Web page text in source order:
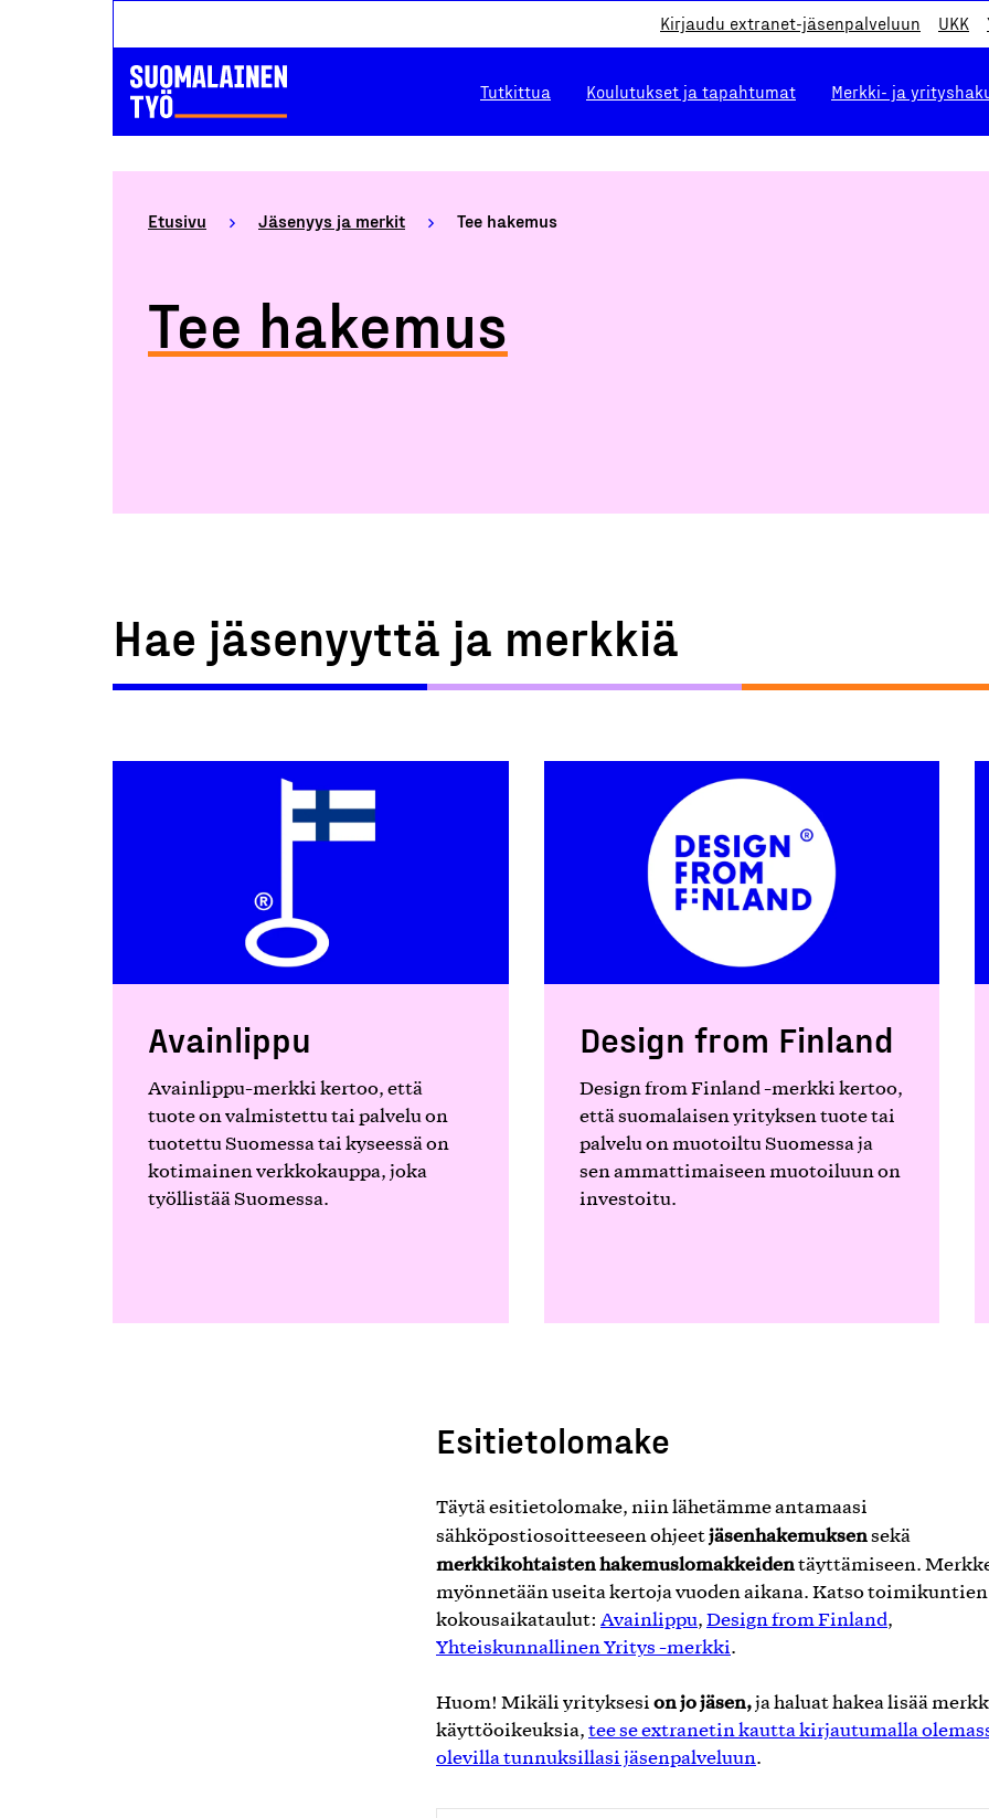
Kirjaudu extranet-jäsenpalveluun UKK
Tutkittua Koulutukset ja tapahtumat Merkki- ja
Etusivu Jäsenyys ja merkit Tee hakemus
Tee hakemus
Hae jäsenyyttä ja merkkiä
Avainlippu
Avainlippu-merkki kertoo, että
tuote on valmistettu tai palvelu on
tuotettu Suomessa tai kyseessä on
kotimainen verkkokauppa, joka
työllistää Suomessa.
Design from Finland
Design from Finland -merkki kertoo,
että suomalaisen yrityksen tuote tai
palvelu on muotoiltu Suomessa ja
sen ammattimaiseen muotoiluun on
investoitu.
Esitietolomake
Täytä esitietolomake, niin lähetämme antamaasi
sähköpostiosoitteeseen ohjeetjäsenhakemuksensekä
merkkikohtaisten hakemuslomakkeidentäyttämiseen.
myönnetään useita kertoja vuoden aikana. Katso toimikuntien
kokousaikataulut: Avainlippu, Design from Finland,
Yhteiskunnallinen Yritys -merkki.
Huom! Mikäli yrityksesi on jo jäsen,ja haluat hakea lisää
käyttöoikeuksia, tee se extranetin kautta kirjautumalla
olevilla tunnuksillasi jäsenpalveluun.